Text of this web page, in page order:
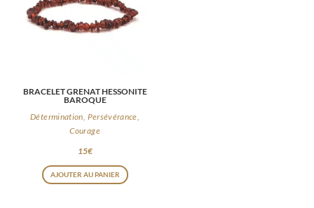
BRACELET GRENAT HESSONITE
BAROQUE
Détermination, Persévérance,
Courage
15€
AJOUTER AU PANIER